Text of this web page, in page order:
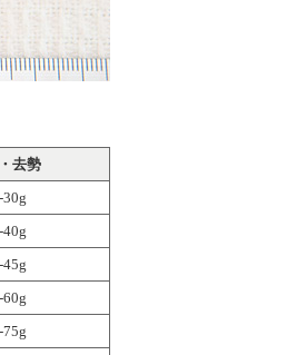
去勢
30g
40g
45g
60g
75g